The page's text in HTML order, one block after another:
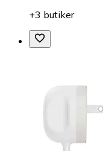
+3 butiker